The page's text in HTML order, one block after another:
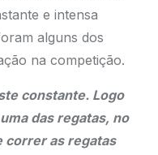
e intensa
alguns dos
na competição.
constante. Logo
das regatas, no
correr as regatas